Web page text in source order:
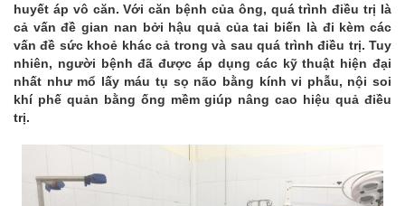
huyết áp vô căn. Với căn bệnh của ông, quá trình điều trị là
cả vấn đề gian nan bởi hậu quả của tai biến là đi kèm các
vấn đề sức khoẻ khác cả trong và sau quá trình điều trị. Tuy
nhiên, người bệnh đã được áp dụng các kỹ thuật hiện đại
nhất như mổ lấy máu tụ sọ não bằng kính vi phẫu, nội soi
khí phế quản bằng ống mềm giúp nâng cao hiệu quả điều
trị.